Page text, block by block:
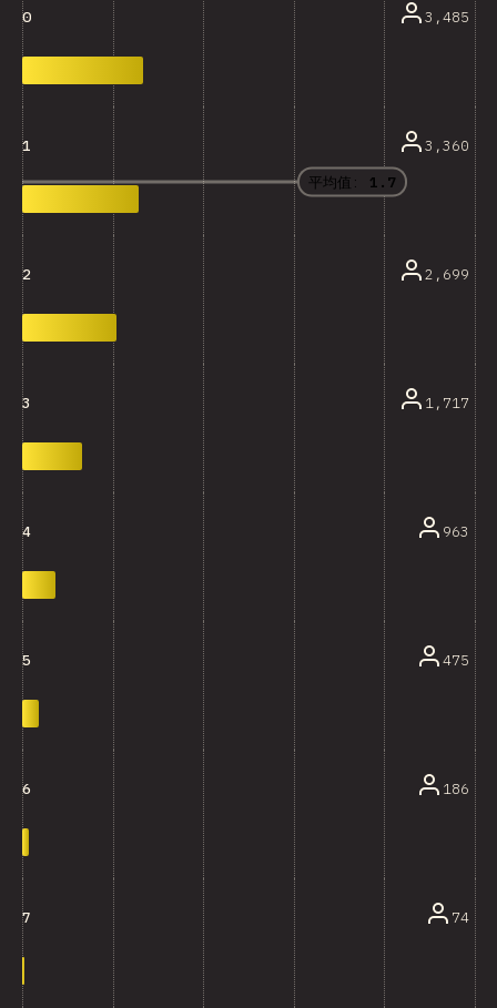
平均值: 1.7
0 3,485
1 3,360
2 2,699
3 1,717
4 963
5 475
6 186
7 74